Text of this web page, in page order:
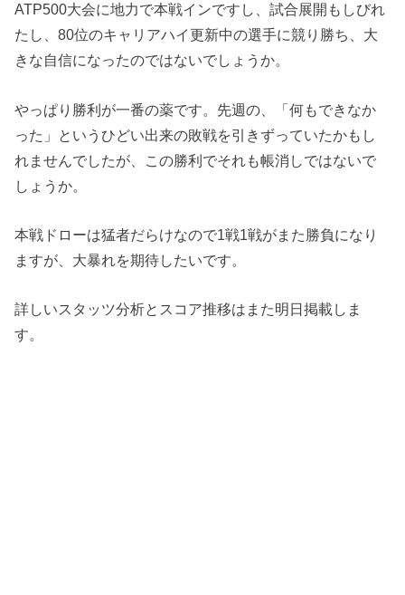
ATP500大会に地力で本戦インですし、試合展開もしびれ
たし、80位のキャリアハイ更新中の選手に競り勝ち、大
きな自信になったのではないでしょうか。
やっぱり勝利が一番の薬です。先週の、「何もできなか
った」というひどい出来の敗戦を引きずっていたかもし
れませんでしたが、この勝利でそれも帳消しではないで
しょうか。
本戦ドローは猛者だらけなので1戦1戦がまた勝負になり
ますが、大暴れを期待したいです。
詳しいスタッツ分析とスコア推移はまた明日掲載しま
す。